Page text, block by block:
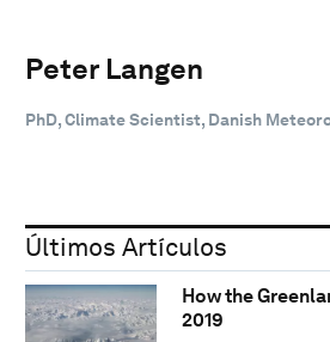
Peter Langen
PhD, Climate Scientist, Danish
Últimos Artículos
How the
2019